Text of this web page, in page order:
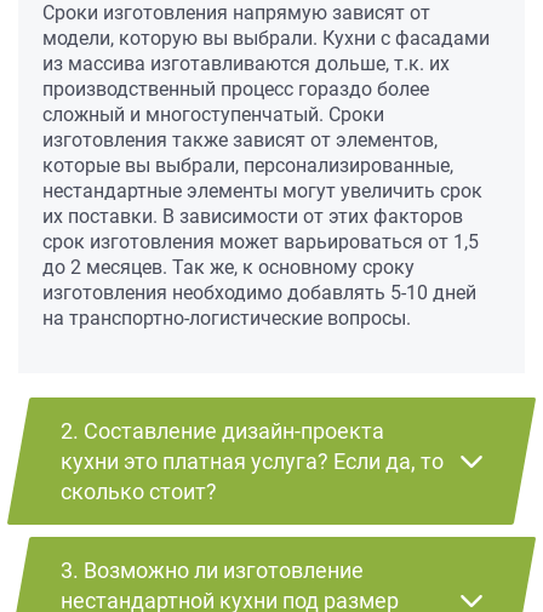
Сроки изготовления напрямую зависят от
модели, которую вы выбрали. Кухни с фасадами
из массива изготавливаются дольше, т.к. их
производственный процесс гораздо более
сложный и многоступенчатый. Сроки
изготовления также зависят от элементов,
которые вы выбрали, персонализированные,
нестандартные элементы могут увеличить срок
их поставки. В зависимости от этих факторов
срок изготовления может варьироваться от 1,5
до 2 месяцев. Так же, к основному сроку
изготовления необходимо добавлять 5-10 дней
на транспортно-логистические вопросы.
2. Составление дизайн-проекта
кухни это платная услуга? Если да, то
сколько стоит?
3. Возможно ли изготовление
нестандартной кухни под размер